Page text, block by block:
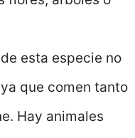
esta especie no
que comen tanto
Hay animales